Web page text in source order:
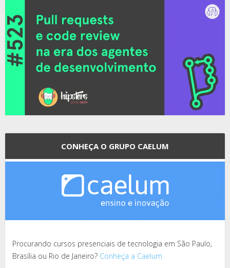
CONHEÇA O GRUPO CAELUM
Procurando cursos presenciais de tecnologia em São Paulo,
Brasília ou Rio de Janeiro? Conheça a Caelum